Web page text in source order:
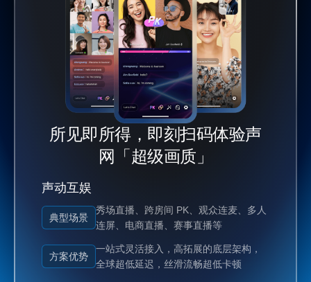
所见即所得，即刻扫码体验声
网「超级画质」
声动互娱
典型场景
秀场直播、跨房间 PK、观众连麦、多人
连屏、电商直播、赛事直播等
方案优势
一站式灵活接入，高拓展的底层架构，
全球超低延迟，丝滑流畅超低卡顿